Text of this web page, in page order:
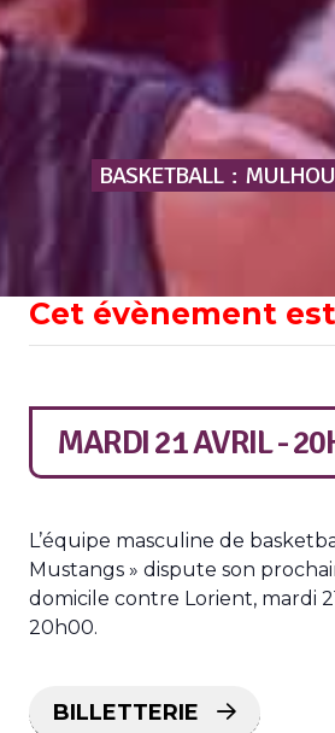
BASKETBALL :
Cet évènement
MARDI 21 AVRIL -
L’équipe masculine de
Mustangs » dispute son
domicile contre Lorient, mardi
20h00.
BILLETTERIE